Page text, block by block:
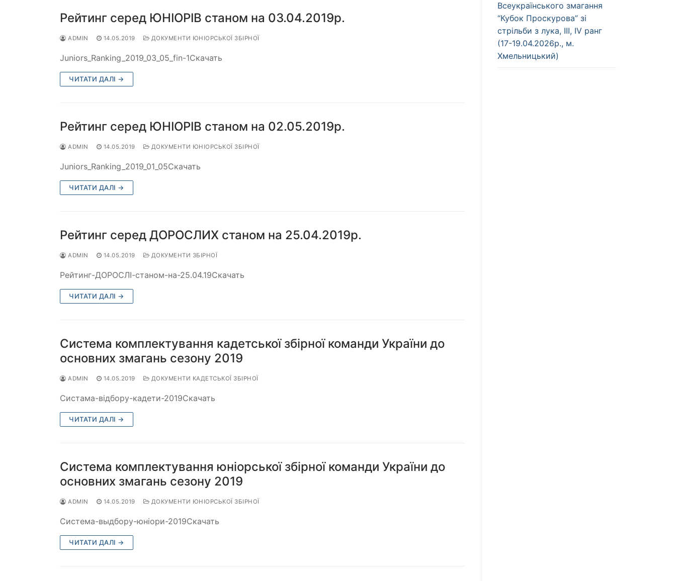
Рейтинг серед ЮНІОРІВ станом на 03.04.2019р.
ADMIN 14.05.2019 ДОКУМЕНТИ ЮНІОРСЬКОЇ ЗБІРНОЇ
Juniors_Ranking_2019_03_05_fin-1Скачать
ЧИТАТИ ДАЛІ →
Рейтинг серед ЮНІОРІВ станом на 02.05.2019р.
ADMIN 14.05.2019 ДОКУМЕНТИ ЮНІОРСЬКОЇ ЗБІРНОЇ
Juniors_Ranking_2019_01_05Скачать
ЧИТАТИ ДАЛІ →
Рейтинг серед ДОРОСЛИХ станом на 25.04.2019р.
ADMIN 14.05.2019 ДОКУМЕНТИ ЗБІРНОЇ
Рейтинг-ДОРОСЛІ-станом-на-25.04.19Скачать
ЧИТАТИ ДАЛІ →
Система комплектування кадетської збірної команди України до
основних змагань сезону 2019
ADMIN 14.05.2019 ДОКУМЕНТИ КАДЕТСЬКОЇ ЗБІРНОЇ
Систама-відбору-кадети-2019Скачать
ЧИТАТИ ДАЛІ →
Система комплектування юніорської збірної команди України до
основних змагань сезону 2019
ADMIN 14.05.2019 ДОКУМЕНТИ ЮНІОРСЬКОЇ ЗБІРНОЇ
Система-выдбору-юніори-2019Скачать
ЧИТАТИ ДАЛІ →
Всеукраїнського змагання
“Кубок Проскурова” зі
стрільби з лука, ІІІ, IV ранг
(17-19.04.2026р., м.
Хмельницький)